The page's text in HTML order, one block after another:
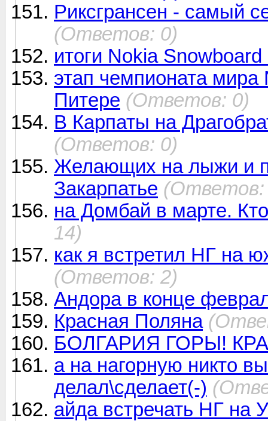
Риксгрансен - самый
(Ответов: 0)
итоги Nokia
этап чемпионата
Питере (Ответов: 0)
В Карпаты на
(Ответов: 0)
Желающих на лыжи и
Закарпатье (Ответов:
на Домбай в марте.
14)
как я встретил НГ на
(Ответов: 2)
Андора в конце
Красная Поляна
БОЛГАРИЯ ГОРЫ!
а на нагорную никто
делал\сделает(-)
айда встречать НГ на